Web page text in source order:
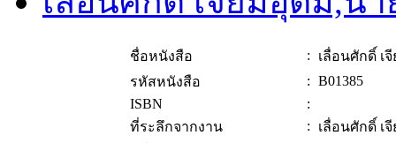
ชื่อหนังสือ :
เลื่อนศักดิ์ เ
รหัสหนังสือ
: B01385
ISBN
:
ที่ระลึกจากงาน
:
เลื่อนศักดิ์ เ